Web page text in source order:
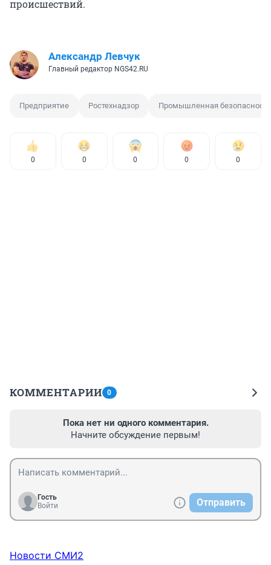
происшествий.
Александр Левчук
Главный редактор NGS42.RU
Предприятие Ростехнадзор Промышленная безопасность
0 0 0 0 0
КОММЕНТАРИИ 0
Пока нет ни одного комментария.
Начните обсуждение первым!
Гость
Войти
Отправить
Новости СМИ2